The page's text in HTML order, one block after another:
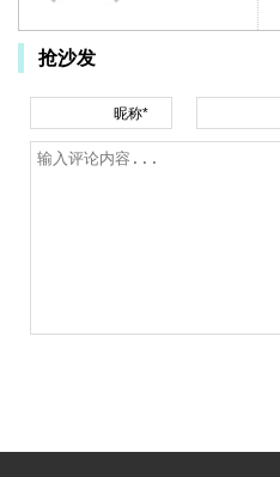
抢沙发
昵称*